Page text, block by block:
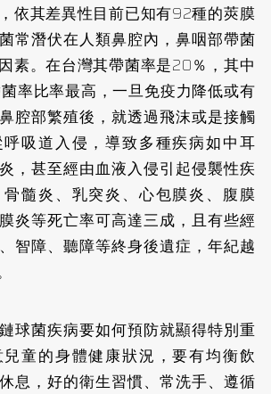
依其差異性目前已知有92種的莢膜
常潛伏在人類鼻腔內，鼻咽部帶菌
素。在台灣其帶菌率是20％，其中
率比率最高，一旦免疫力降低或有
腔部繁殖後，就透過飛沫或是接觸
吸道入侵，導致多種疾病如中耳
，甚至經由血液入侵引起侵襲性疾
髓炎、乳突炎、心包膜炎、腹膜
炎等死亡率可高達三成，且有些經
智障、聽障等終身後遺症，年紀越
球菌疾病要如何預防就顯得特別重
童的身體健康狀況，要有均衡飲
息，好的衛生習慣、常洗手、遵循